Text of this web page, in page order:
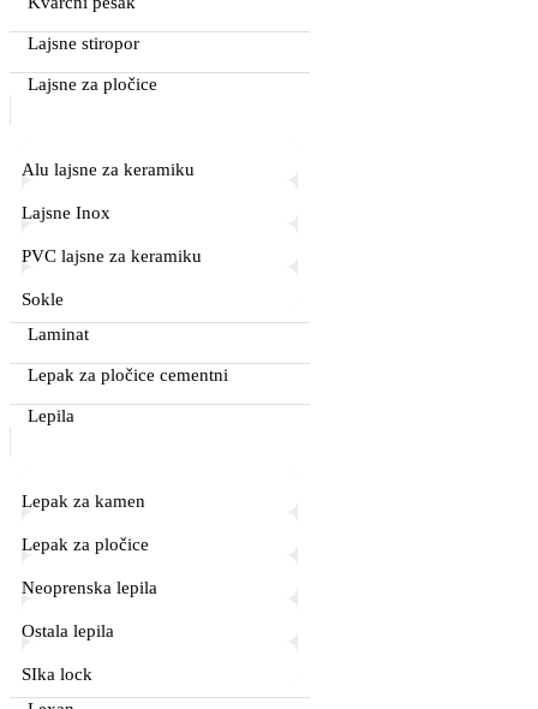
Lajsne stiropor
Lajsne za pločice
Alu lajsne za keramiku
Lajsne Inox
PVC lajsne za keramiku
Sokle
Laminat
Lepak za pločice cementni
Lepila
Lepak za kamen
Lepak za pločice
Neoprenska lepila
Ostala lepila
SIka lock